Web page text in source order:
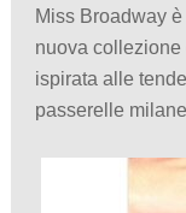
Miss Broadway
nuova collezione
ispirata alle
passerelle